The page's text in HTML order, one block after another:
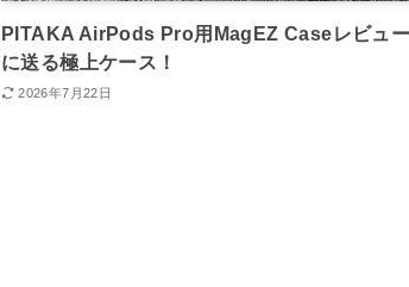
PITAKA AirPods Pro用MagEZ Caseレビュ
に送る極上ケース！
2026年7月22日